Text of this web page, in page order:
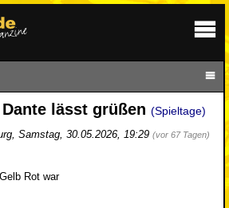
lässt grüßen (Spieltage)
, Samstag, 30.05.2026, 19:29 (vor 67 Tagen)
Rot war